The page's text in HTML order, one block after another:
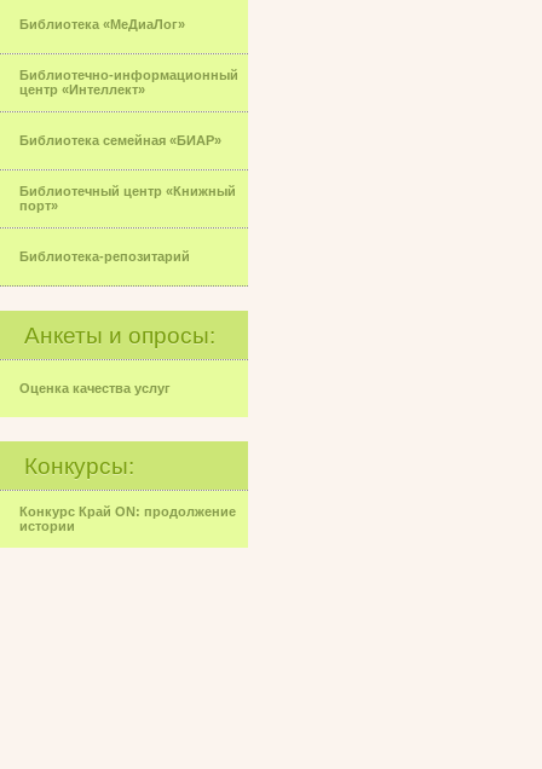
Библиотека «МеДиаЛог»
Библиотечно-информационный
центр «Интеллект»
Библиотека семейная «БИАР»
Библиотечный центр «Книжный
порт»
Библиотека-репозитарий
Анкеты и опросы:
Оценка качества услуг
Конкурсы:
Конкурс Край ON: продолжение
истории